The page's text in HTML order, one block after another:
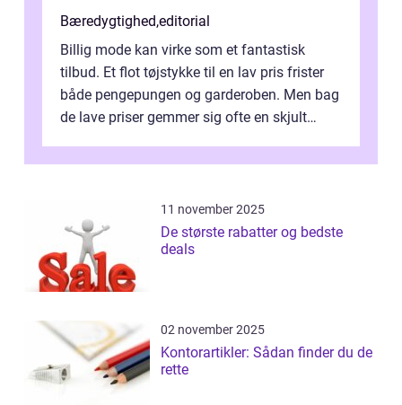
Bæredygtighed,editorial
Billig mode kan virke som et fantastisk
tilbud. Et flot tøjstykke til en lav pris frister
både pengepungen og garderoben. Men bag
de lave priser gemmer sig ofte en skjult
11 november 2025
De største rabatter og bedste
deals
02 november 2025
Kontorartikler: Sådan finder du de
rette